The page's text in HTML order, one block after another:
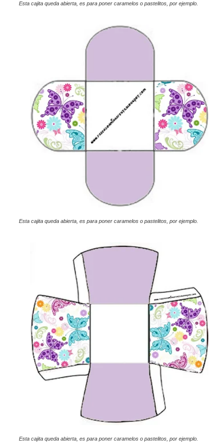
Esta cajita queda abierta, es para poner caramelos o pastelitos, por ejemplo.
Esta cajita queda abierta, es para poner caramelos o pastelitos, por ejemplo.
Esta cajita queda abierta, es para poner caramelos o pastelitos, por ejemplo.